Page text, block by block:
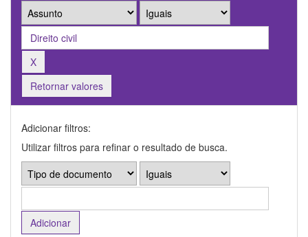
Retornar valores
Adicionar filtros:
Utilizar filtros para refinar o resultado de busca.